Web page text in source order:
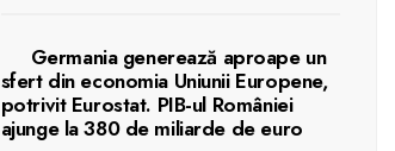
Germania generează aproape un
sfert din economia Uniunii Europene,
potrivit Eurostat. PIB-ul României
ajunge la 380 de miliarde de euro